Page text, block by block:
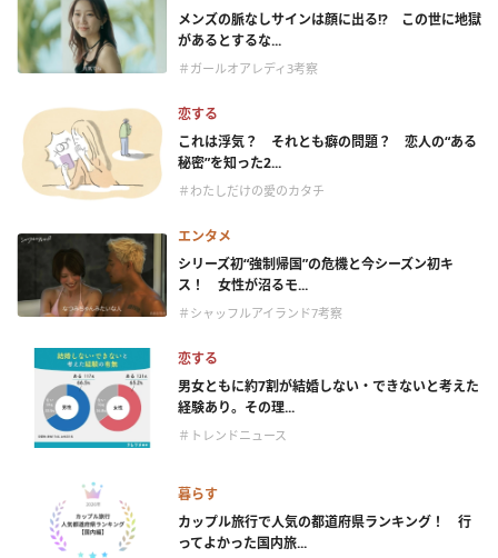
メンズの脈なしサインは顔に出る!? この世に地獄
があるとするな...
＃ガールオアレディ3考察
恋する
これは浮気？ それとも癖の問題？ 恋人の“ある
秘密”を知った2...
＃わたしだけの愛のカタチ
エンタメ
シリーズ初“強制帰国”の危機と今シーズン初キ
ス！ 女性が沼るモ...
＃シャッフルアイランド7考察
恋する
男女ともに約7割が結婚しない・できないと考えた
経験あり。その理...
＃トレンドニュース
暮らす
カップル旅行で人気の都道府県ランキング！ 行
ってよかった国内旅...